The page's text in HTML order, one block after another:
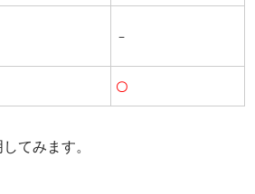
－
〇
てみます。